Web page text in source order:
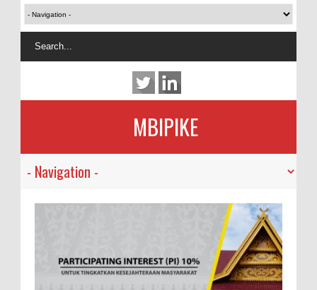
MBIPIKE